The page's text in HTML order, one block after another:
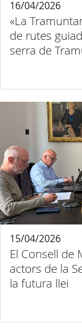
«La
de rutes
serra de
16/04/2026
El Consell de
actors de la
la futura llei
15/04/2026